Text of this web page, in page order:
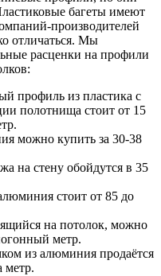
багеты имеют
производителей
отличаться. Мы
расценки на профили
профиль из пластика с
полотнища стоит от 15
можно купить за 30-38
на стену обойдутся в 35
стоит от 85 до
на потолок, можно
метр.
из алюминия продаётся
метр.